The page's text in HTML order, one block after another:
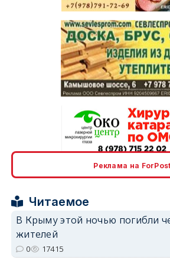
Реклама на ForPost
Читаемое
В Крыму этой ночью погибли
жителей
0 17415